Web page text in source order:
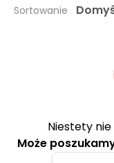
Sortowanie
Niestety
Może